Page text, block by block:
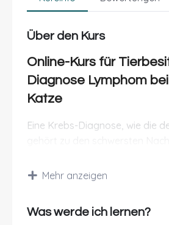
Über den Kurs
Online-Kurs für
Diagnose Lymphom
Katze
Eine Krebs-Diagnose, wie die
zählen zu den häufigsten
Herausforderungen. Was
Mehr anzeigen
Was werde ich lernen?